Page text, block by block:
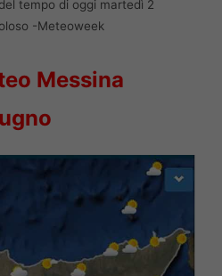
tempo di oggi martedì 2
-Meteoweek
Messina